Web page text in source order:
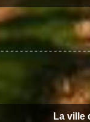
La ville